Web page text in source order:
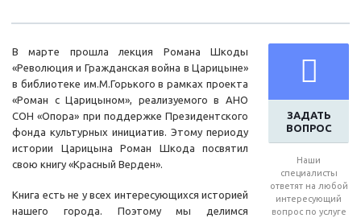
ЗАДАТЬ
ВОПРОС
Наши
специалисты
ответят на любой
интересующий
вопрос по услуге
В марте прошла лекция Романа Шкоды
«Революция и Гражданская война в Царицыне»
в библиотеке им.М.Горького в рамках проекта
«Роман с Царицыном», реализуемого в АНО
СОН «Опора» при поддержке Президентского
фонда культурных инициатив. Этому периоду
истории Царицына Роман Шкода посвятил
свою книгу «Красный Верден».
Книга есть не у всех интересующихся историей
нашего города. Поэтому мы делимся